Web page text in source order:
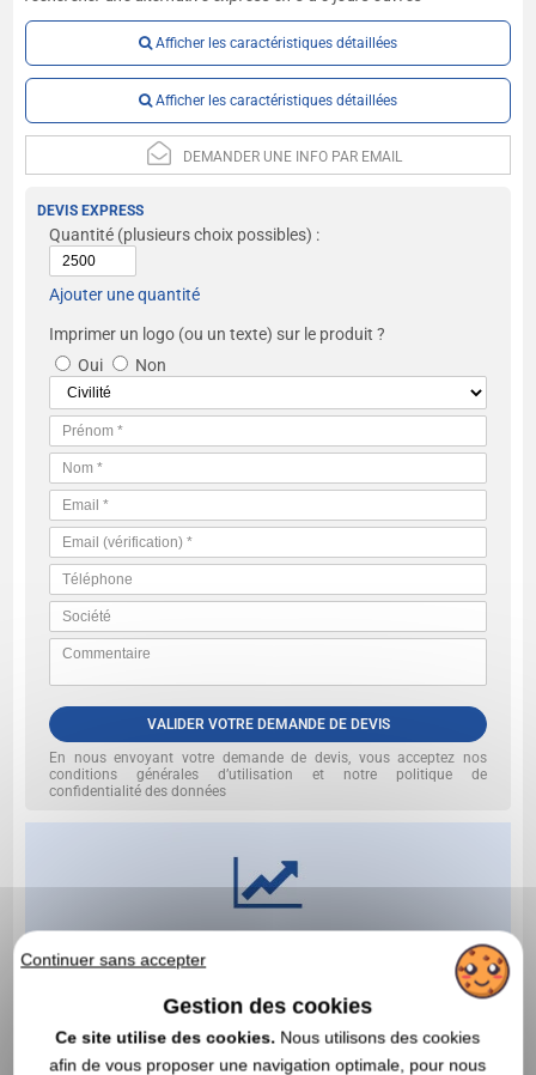
Afficher les caractéristiques détaillées
Afficher les caractéristiques détaillées
DEMANDER UNE INFO PAR EMAIL
DEVIS EXPRESS
Quantité (plusieurs choix possibles) :
Ajouter une quantité
Imprimer un logo (ou un texte) sur le produit ?
Oui
Non
VALIDER VOTRE DEMANDE DE DEVIS
En nous envoyant votre demande de devis, vous acceptez nos
conditions générales d’utilisation et notre politique de
confidentialité des données
Continuer sans accepter
Gestion des cookies
Ce site utilise des cookies. Nous utilisons des cookies
afin de vous proposer une navigation optimale, pour nous